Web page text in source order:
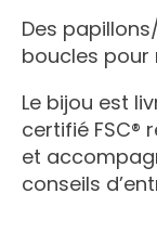
Des
boucles pour
Le bijou est
certifié FSC®
et
conseils